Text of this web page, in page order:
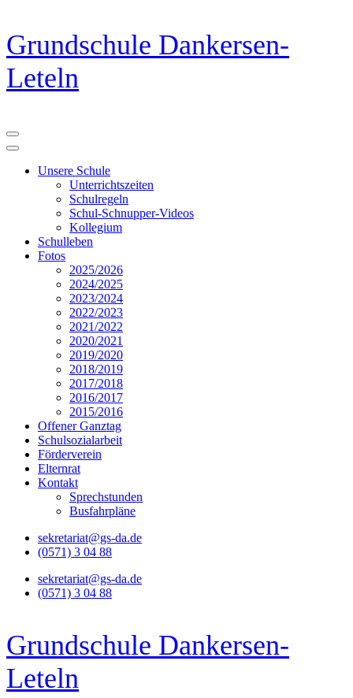
Zum
Inhalt
springen
(Eingabetaste
drücken)
Grundschule Dankersen-
Leteln
Unsere Schule
Unterrichtszeiten
Schulregeln
Schul-Schnupper-Videos
Kollegium
Schulleben
Fotos
2025/2026
2024/2025
2023/2024
2022/2023
2021/2022
2020/2021
2019/2020
2018/2019
2017/2018
2016/2017
2015/2016
Offener Ganztag
Schulsozialarbeit
Förderverein
Elternrat
Kontakt
Sprechstunden
Busfahrpläne
sekretariat@gs-da.de
(0571) 3 04 88
sekretariat@gs-da.de
(0571) 3 04 88
Grundschule Dankersen-
Leteln